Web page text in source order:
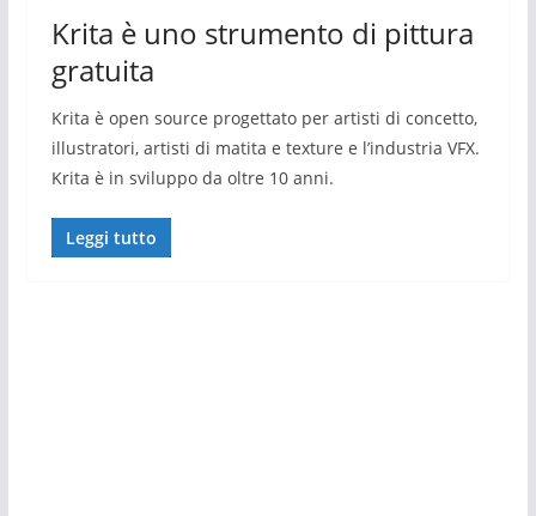
Krita è uno strumento di pittura
gratuita
Krita è open source progettato per artisti di concetto,
illustratori, artisti di matita e texture e l’industria VFX.
Krita è in sviluppo da oltre 10 anni.
Leggi tutto